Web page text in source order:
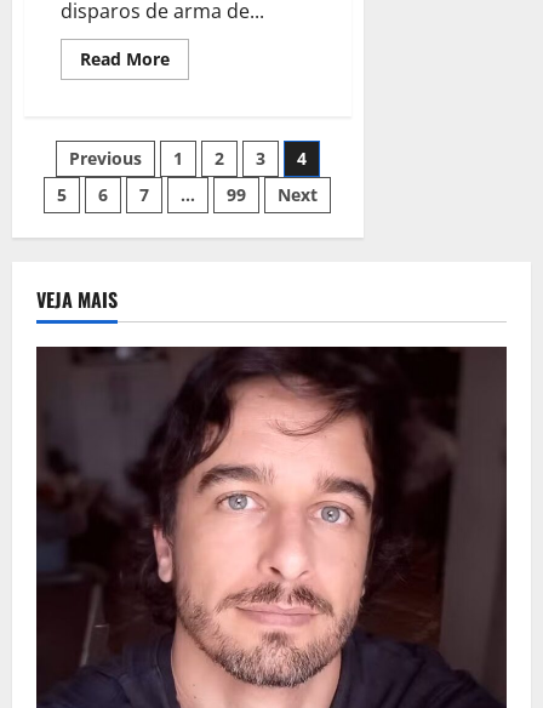
disparos de arma de...
Read MoreRead
more
de
assalto
é
baleado
por
militar
Paginação
de
Previous 1 2 3
4
5
6 7 … 99 Next
VEJA MAIS